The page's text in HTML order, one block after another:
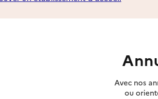
Avec nos
ou